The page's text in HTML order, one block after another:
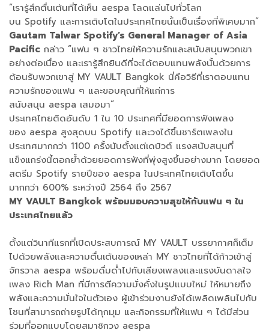
“เรารู้สึกตื่นเต้นที่ได้เห็น aespa โลดแล่นไปทั่วโลก
บน Spotify และการเติบโตในประเทศไทยนั้นเป็นเรื่องที่พิเศษมาก”
Gautam Talwar Spotify’s General Manager of Asia
Pacific กล่าว “แฟน ๆ ชาวไทยให้ความรักและสนับสนุนพวกเขา
อย่างต่อเนื่อง และเรารู้สึกยินดีที่จะได้ตอบแทนพลังนั้นด้วยการ
ต้อนรับพวกเขาสู่ MY VAULT Bangkok นี่คือวิธีที่เราตอบแทน
ความรักของแฟน ๆ และขอบคุณที่ให้แก่การ
สนับสนุน aespa เสมอมา”
ประเทศไทยติดอันดับ 1 ใน 10 ประเทศที่มียอดการฟังเพลง
ของ aespa สูงสุดบน Spotify และวงได้ขึ้นชาร์ตเพลงใน
ประเทศมากกว่า 1100 ครั้งนับตั้งแต่เดบิวต์ แรงสนับสนุนที่
แข็งแกร่งนี้ตอกย้ำด้วยยอดการฟังที่พุ่งสูงขึ้นอย่างมาก โดยยอด
สตรีม Spotify รายปีของ aespa ในประเทศไทยเติบโตขึ้น
มากกว่า 600% ระหว่างปี 2564 ถึง 2567
MY VAULT Bangkok พร้อมมอบความสุขให้กับแฟน ๆ ใน
ประเทศไทยแล้ว
ตั้งแต่วินาทีแรกที่เปิดประสบการณ์ MY VAULT บรรยากาศก็เต็ม
ไปด้วยพลังและความตื่นเต้นของเหล่า MY ชาวไทยที่ได้ก้าวเข้าสู่
จักรวาล aespa พร้อมดื่มด่ำไปกับเสียงเพลงและแรงบันดาลใจ
เพลง Rich Man ที่มีการตีความมั่งคั่งในรูปแบบใหม่ ให้หมายถึง
พลังและความมั่นใจในตัวเอง ผู้เข้าร่วมงานยังได้เพลิดเพลินไปกับ
โซนที่สามารถถ่ายรูปได้ทุกมุม และกิจกรรมที่ให้แฟน ๆ ได้มีส่วน
ร่วมที่ออกแบบโดยสมาชิกวง aespa